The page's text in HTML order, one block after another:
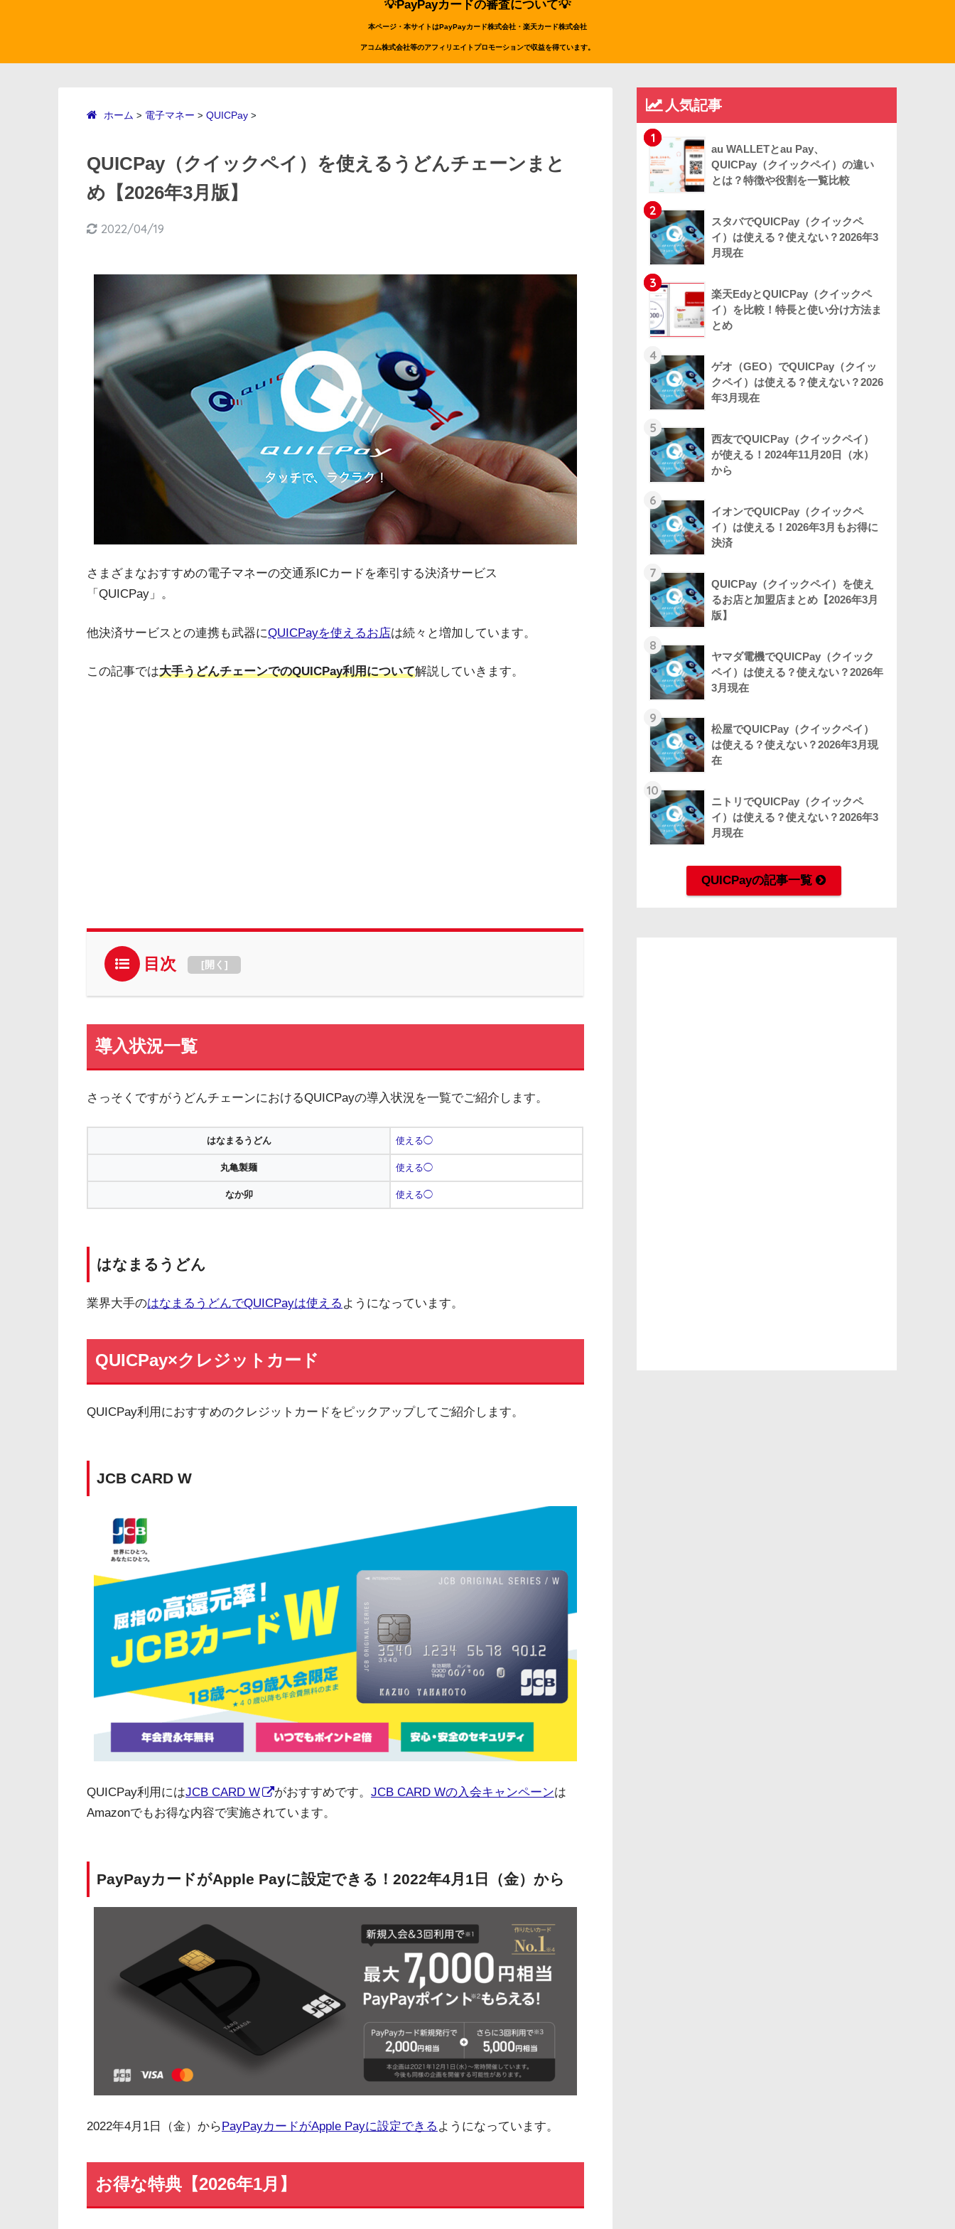
💡PayPayカードの審査について💡
本ページ・本サイトはPayPayカード株式会社・楽天カード株式会社
アコム株式会社等のアフィリエイトプロモーションで収益を得ています。
ホーム > 電子マネー > QUICPay >
QUICPay（クイックペイ）を使えるうどんチェーンまと
め【2026年3月版】
2022/04/19
さまざまなおすすめの電子マネーの交通系ICカードを牽引する決済サービス
「QUICPay」。
他決済サービスとの連携も武器にQUICPayを使えるお店は続々と増加しています。
この記事では大手うどんチェーンでのQUICPay利用について解説していきます。
目次 [開く ]
導入状況一覧
さっそくですがうどんチェーンにおけるQUICPayの導入状況を一覧でご紹介します。
はなまるうどん 使える◯
丸亀製麺 使える◯
なか卯 使える◯
はなまるうどん
業界大手のはなまるうどんでQUICPayは使える ようになっています。
QUICPay×クレジットカード
QUICPay利用におすすめのクレジットカードをピックアップしてご紹介します。
JCB CARD W
QUICPay利用にはJCB CARD W がおすすめです。 JCB CARD Wの入会キャンペーンは
Amazonでもお得な内容で実施されています。
PayPayカードがApple Payに設定できる！2022年4月1日（金）から
2022年4月1日（金）からPayPayカードがApple Payに設定できる ようになっています。
お得な特典【2026年1月】
人気記事
1
au WALLETとau Pay、
QUICPay（クイックペイ）の違い
とは？特徴や役割を一覧比較
2
スタバでQUICPay（クイックペ
イ）は使える？使えない？2026年3
月現在
3
楽天EdyとQUICPay（クイックペ
イ）を比較！特長と使い分け方法ま
とめ
4
ゲオ（GEO）でQUICPay（クイッ
クペイ）は使える？使えない？2026
年3月現在
5
西友でQUICPay（クイックペイ）
が使える！2024年11月20日（水）
から
6
イオンでQUICPay（クイックペ
イ）は使える！2026年3月もお得に
決済
7
QUICPay（クイックペイ）を使え
るお店と加盟店まとめ【2026年3月
版】
8
ヤマダ電機でQUICPay（クイック
ペイ）は使える？使えない？2026年
3月現在
9
松屋でQUICPay（クイックペイ）
は使える？使えない？2026年3月現
在
10
ニトリでQUICPay（クイックペ
イ）は使える？使えない？2026年3
月現在
QUICPayの記事一覧